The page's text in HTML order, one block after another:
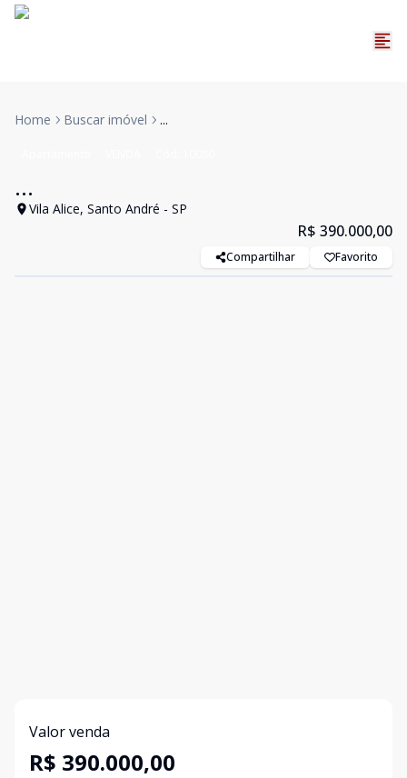
Home Buscar imóvel ...
...
Vila Alice, Santo André - SP
R$ 390.000,00
Compartilhar Favorito
Valor venda
R$ 390.000,00